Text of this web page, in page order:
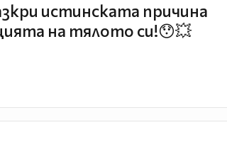
истинската причина
на тялото си!😯💥